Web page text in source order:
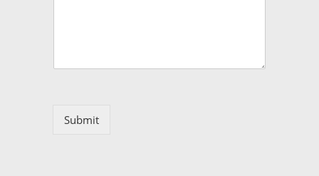
Submit